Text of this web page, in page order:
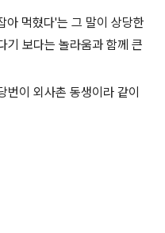
아 먹혔다'는 그 말이 상당한
기 보다는 놀라움과 함께 큰
번이 외사촌 동생이라 같이